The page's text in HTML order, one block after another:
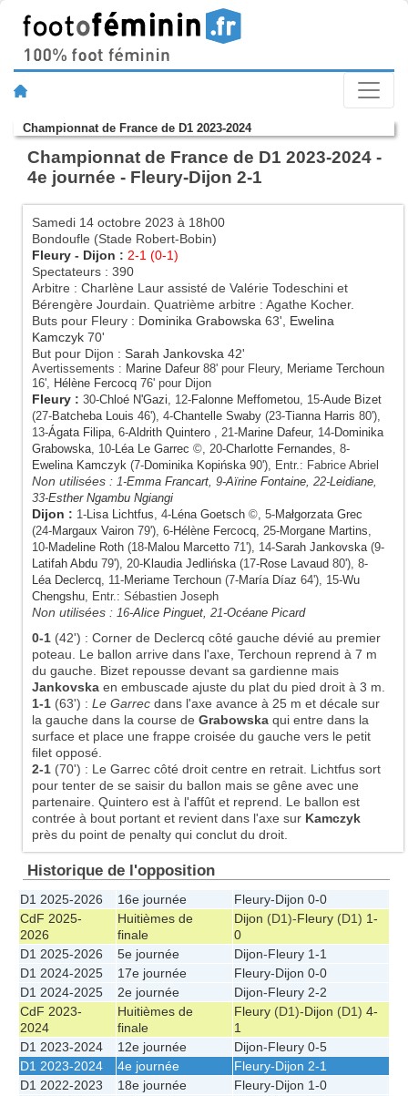
Championnat de France de D1 2023-2024
Championnat de France de D1 2023-2024 -
4e journée - Fleury-Dijon 2-1
Samedi 14 octobre 2023 à 18h00
Bondoufle (Stade Robert-Bobin)
Fleury - Dijon : 2-1 (0-1)
Spectateurs : 390
Arbitre : Charlène Laur assisté de Valérie Todeschini et
Bérengère Jourdain. Quatrième arbitre : Agathe Kocher.
Buts pour Fleury : Dominika Grabowska 63', Ewelina
Kamczyk 70'
But pour Dijon : Sarah Jankovska 42'
Avertissements : Marine Dafeur 88' pour Fleury, Meriame Terchoun
16', Hélène Fercocq 76' pour Dijon
Fleury : 30-Chloé N'Gazi, 12-Falonne Meffometou, 15-Aude Bizet
(27-Batcheba Louis 46'), 4-Chantelle Swaby (23-Tianna Harris 80'),
13-Ágata Filipa, 6-Aldrith Quintero , 21-Marine Dafeur, 14-Dominika
Grabowska, 10-Léa Le Garrec ©, 20-Charlotte Fernandes, 8-
Ewelina Kamczyk (7-Dominika Kopińska90'), Entr.: Fabrice Abriel
Non utilisées : 1-Emma Francart, 9-Aïrine Fontaine, 22-Leidiane,
33-Esther Ngambu Ngiangi
Dijon : 1-Lisa Lichtfus, 4-Léna Goetsch ©, 5-Małgorzata Grec
(24-Margaux Vairon 79'), 6-Hélène Fercocq, 25-Morgane Martins,
10-Madeline Roth (18-Malou Marcetto 71'), 14-Sarah Jankovska(9-
Latifah Abdu 79'), 20-Klaudia Jedlińska(17-Rose Lavaud 80'), 8-
Léa Declercq, 11-Meriame Terchoun (7-María Díaz 64'), 15-Wu
Chengshu, Entr.: Sébastien Joseph
Non utilisées : 16-Alice Pinguet, 21-Océane Picard
0-1 (42') : Corner de Declercq côté gauche dévié au premier
poteau. Le ballon arrive dans l'axe, Terchoun reprend à 7 m
du gauche. Bizet repousse devant sa gardienne mais
Jankovska en embuscade ajuste du plat du pied droit à 3 m.
1-1 (63') : Le Garrec dans l'axe avance à 25 m et décale sur
la gauche dans la course de Grabowska qui entre dans la
surface et place une frappe croisée du gauche vers le petit
filet opposé.
2-1 (70') : Le Garrec côté droit centre en retrait. Lichtfus sort
pour tenter de se saisir du ballon mais se gêne avec une
partenaire. Quintero est à l'affût et reprend. Le ballon est
contrée à bout portant et revient dans l'axe sur Kamczyk
près du point de penalty qui conclut du droit.
Historique de l'opposition
D1 2025-2026 16e journée Fleury-Dijon 0-0
CdF 2025-
2026
Huitièmes de
finale
Dijon (D1)-Fleury (D1) 1-
0
D1 2025-2026
5e journée Dijon-Fleury 1-1
D1 2024-2025
17e journée Fleury-Dijon 0-0
D1 2024-2025
2e journée Dijon-Fleury 2-2
CdF 2023-
2024
Huitièmes de
finale
Fleury (D1)-Dijon (D1) 4-
1
D1 2023-2024
12e journée Dijon-Fleury 0-5
D1 2023-2024
4e journée Fleury-Dijon 2-1
D1 2022-2023
18e journée Fleury-Dijon 1-0